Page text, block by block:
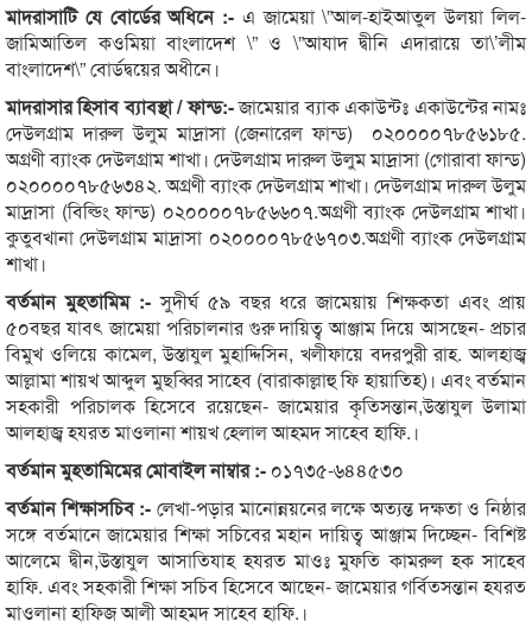
মাদরাসাটি যে বোর্ডের অধিনে :- এ জামেয়া \”আল-হাইআতুল উলয়া লিল-
জামিআতিল কওমিয়া বাংলাদেশ \” ও \”আযাদ দ্বীনি এদারায়ে তা\’লীম
বাংলাদেশ\” বোর্ডদ্বয়ের অধীনে।
মাদরাসার হিসাব ব্যাবস্থা / ফান্ড:-জামেয়ার ব্যাক একাউন্টঃ একাউন্টের নামঃ
দেউলগ্রাম দারুল উলুম মাদ্রাসা (জেনারেল ফান্ড) ০২০০০০৭৮৫৬১৮৫.
অগ্রণী ব্যাংক দেউলগ্রাম শাখা। দেউলগ্রাম দারুল উলুম মাদ্রাসা (গোরাবা ফান্ড)
০২০০০০৭৮৫৬৩৪২. অগ্রণী ব্যাংক দেউলগ্রাম শাখা। দেউলগ্রাম দারুল উলুম
মাদ্রাসা (বিল্ডিং ফান্ড) ০২০০০০৭৮৫৬৬০৭.অগ্রণী ব্যাংক দেউলগ্রাম শাখা।
কুতুবখানা দেউলগ্রাম মাদ্রাসা ০২০০০০৭৮৫৬৭০৩.অগ্রণী ব্যাংক দেউলগ্রাম
শাখা।
বর্তমান মুহতামিম :-সুদীর্ঘ ৫৯ বছর ধরে জামেয়ায় শিক্ষকতা এবং প্রায়
৫০বছর যাবৎ জামেয়া পরিচালনার গুরু দায়িত্ব আঞ্জাম দিয়ে আসছেন- প্রচার
বিমুখ ওলিয়ে কামেল, উস্তাযুল মুহাদ্দিসিন, খলীফায়ে বদরপুরী রাহ. আলহাজ্ব
আল্লামা শায়খ আব্দুল মুছব্বির সাহেব (বারাকাল্লাহু ফি হায়াতিহ)। এবং বর্তমান
সহকারী পরিচালক হিসেবে রয়েছেন- জামেয়ার কৃতিসন্তান,উস্তাযুল উলামা
আলহাজ্ব হযরত মাওলানা শায়খ হেলাল আহমদ সাহেব হাফি.।
বর্তমান মুহতামিমের মোবাইল নাম্বার :- ০১৭৩৫-৬৪৪৫৩০
বর্তমান শিক্ষাসচিব :- লেখা-পড়ার মানোন্নয়নের লক্ষে অত্যন্ত দক্ষতা ও নিষ্ঠার
সঙ্গে বর্তমানে জামেয়ার শিক্ষা সচিবের মহান দায়িত্ব আঞ্জাম দিচ্ছেন- বিশিষ্ট
আলেমে দ্বীন,উস্তাযুল আসাতিযাহ হযরত মাওঃ মুফতি কামরুল হক সাহেব
হাফি. এবং সহকারী শিক্ষা সচিব হিসেবে আছেন- জামেয়ার গর্বিতসন্তান হযরত
মাওলানা হাফিজ আলী আহমদ সাহেব হাফি.।